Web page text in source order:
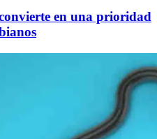
en una prioridad